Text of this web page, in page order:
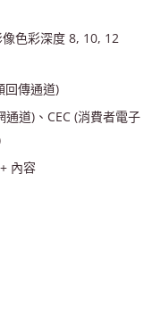
色彩深度 8, 10, 12
回傳通道)
道)、CEC (消費者電子
內容